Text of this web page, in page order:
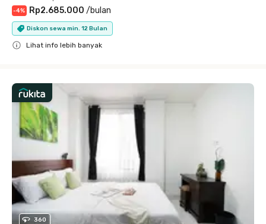
-4% Rp2.685.000 /bulan
Diskon sewa min. 12 Bulan
Lihat info lebih banyak
360